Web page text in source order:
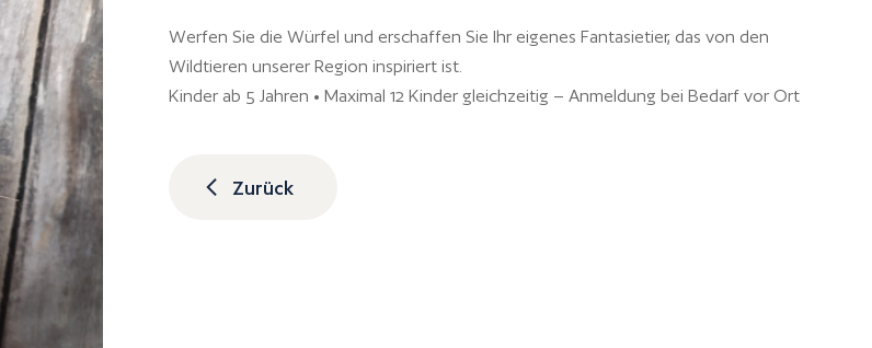
Werfen Sie die Würfel und erschaffen Sie Ihr eigenes Fantasietier, das von den
Wildtieren unserer Region inspiriert ist.
Kinder ab 5 Jahren • Maximal 12 Kinder gleichzeitig – Anmeldung bei Bedarf vor Ort
Zurück